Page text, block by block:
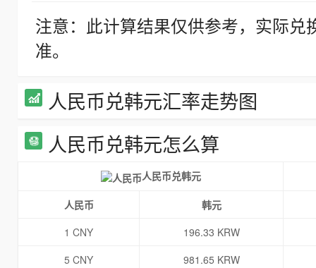
注意：此计算结果仅供参考，实际
准。
人民币兑韩元汇率走势图
人民币兑韩元怎么算
人民币兑韩元
人民币
韩元
1 CNY
196.33 KRW
5 CNY
981.65 KRW